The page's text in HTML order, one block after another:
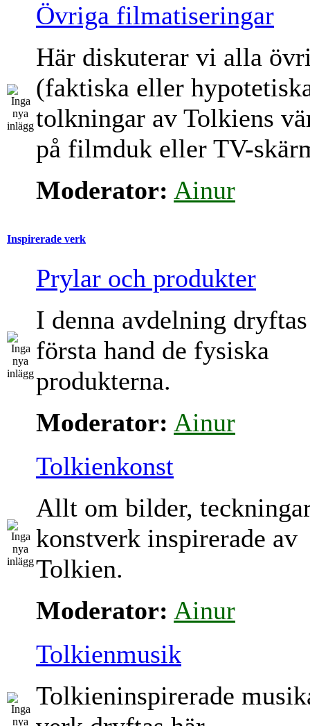
Övriga filmatiseringar
Här diskuterar vi alla
(faktiska eller
tolkningar av Tolkiens
på filmduk eller TV-
Moderator: Ainur
Inspirerade verk
Prylar och produkter
I denna avdelning
första hand de fysiska
produkterna.
Moderator: Ainur
Tolkienkonst
Allt om bilder,
konstverk inspirerade av
Tolkien.
Moderator: Ainur
Tolkienmusik
Tolkieninspirerade